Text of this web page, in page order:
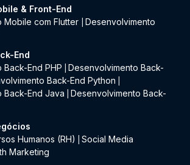
& Front-End
Mobile com Flutter
Desenvolvimento
End
End PHP
Desenvolvimento Back-
Back-End Python
Back-End Java
Desenvolvimento Back-
Humanos (RH)
Social Media
Marketing